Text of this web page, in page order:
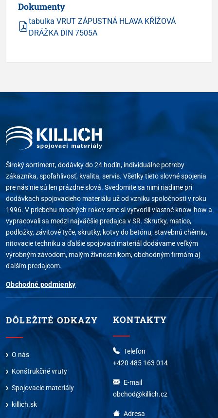
Dokumenty
tabulka VRUT ZÁPUSTNÁ HLAVA KŘÍŽOVÁ
DRÁŽKA DIN 7505A
Široký sortiment, dodávky do 24 hodín, individuálne potreby
zákazníka, spoľahlivosť, kvalita, servis. Všetky tieto slovné spojenia
pre nás nie sú len prázdne slová. Svedomite sa nimi riadime pri
dodávkach spojovacieho materiálu už od vzniku spoločnosti v roku
1996. V priebehu mnohých rokov sme si vytvorili vlastné know-how a
vypracovali sa medzi najväčšie predajca v SR. Skrutky, matice,
podložky, závitové tyče, skrutky, kotvy do betónu, stavebnú chémiu,
nitovacie techniku a ďalšie spojovací materiál dodávame veľkým
výrobným závodom, malým živnostníkom, obchodným firmám aj
ďalším predajcom.
Obchodné podmienky
DÔLEŽITÉ ODKAZY
O nás
Konštrukčné vruty
Spojovacie materiály
killich.sk
KONTAKTY
Telefon
+420 485 163 014
E-mail
obchod@killich.cz
Adresa